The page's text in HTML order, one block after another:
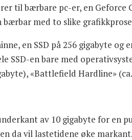
til bærbare pc-er, en Geforce
med to slike
en SSD på 256 gigabyte
en bare med
«Battlefield Hardline»
av 10 gigabyte for en
da vil lastetidene øke